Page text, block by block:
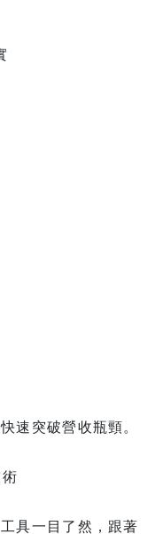
速突破營收瓶頸。
具一目了然，跟著